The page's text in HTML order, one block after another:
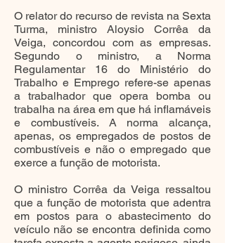
O relator do recurso de revista na Sexta
Turma, ministro Aloysio Corrêa da
Veiga, concordou com as empresas.
Segundo o ministro, a Norma
Regulamentar 16 do Ministério do
Trabalho e Emprego refere-se apenas
a trabalhador que opera bomba ou
trabalha na área em que há inflamáveis
e combustíveis. A norma alcança,
apenas, os empregados de postos de
combustíveis e não o empregado que
exerce a função de motorista.
O ministro Corrêa da Veiga ressaltou
que a função de motorista que adentra
em postos para o abastecimento do
veículo não se encontra definida como